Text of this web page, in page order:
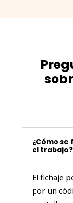
¿Cómo se
el trabajo?
El fichaje
por un